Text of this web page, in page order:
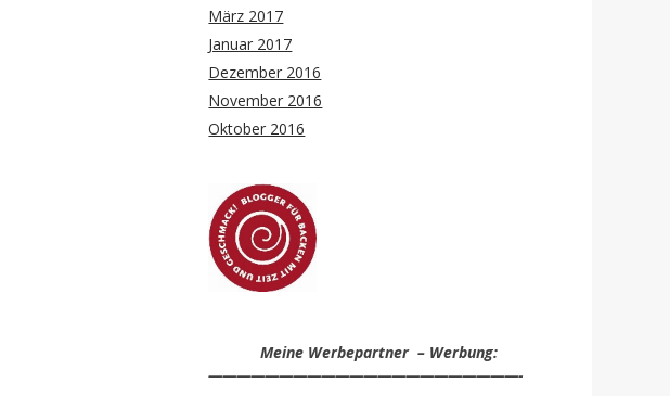
März 2017
Januar 2017
Dezember 2016
November 2016
Oktober 2016
Meine Werbepartner – Werbung:
——————————————————————-